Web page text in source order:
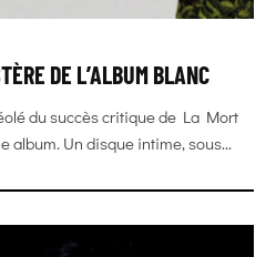
DE L’ALBUM BLANC
du succès critique de La Mort
album. Un disque intime, sous...